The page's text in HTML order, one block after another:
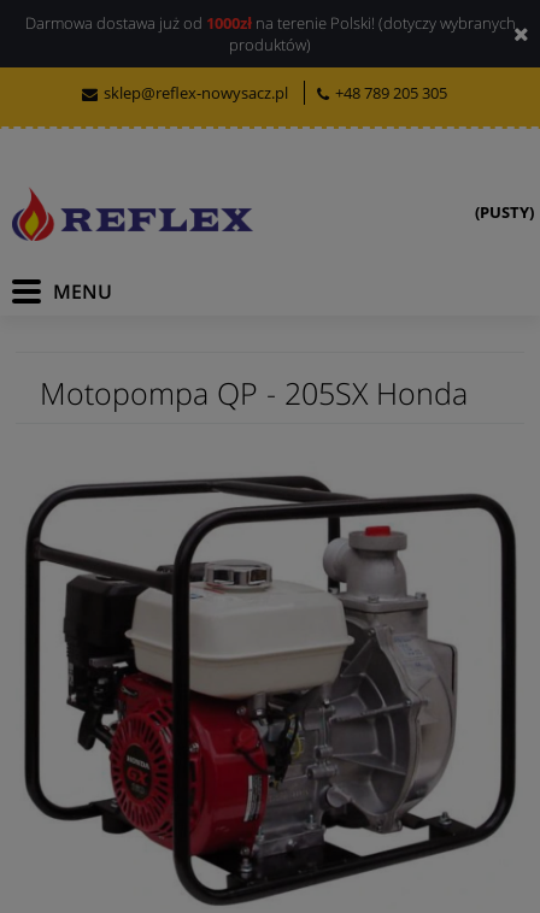
Darmowa dostawa już od 1000złna terenie Polski! (dotyczy wybranych
produktów)
sklep@reflex-nowysacz.pl +48 789 205 305
(PUSTY)
Motopompa QP - 205SX Honda